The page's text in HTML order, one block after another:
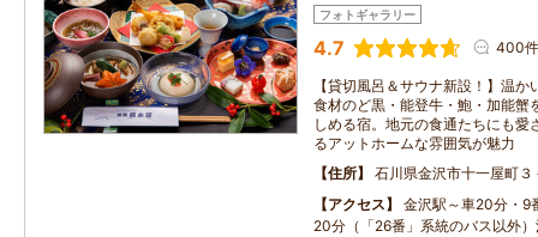
フォトギャラリー
4.7 400件
【貸切風呂＆サウナ新設！】温
食材のど黒・能登牛・鮑・加能蟹
しめる宿。地元の食通たちにも愛
るアットホームな雰囲気が魅力
住所
石川県金沢市十一屋町３
アクセス
金沢駅～車20分・9
20分（「26番」系統のバス以外